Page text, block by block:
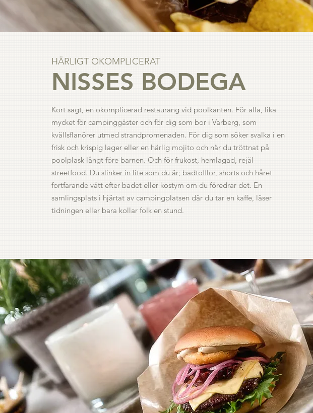
HÄRLIGT OKOMPLICERAT
NISSES BODEGA
Kort sagt, en okomplicerad restaurang vid poolkanten. För alla, lika
mycket för campinggäster och för dig som bor i Varberg, som
kvällsflanörer utmed strandpromenaden. För dig som söker svalka i en
frisk och krispig lager eller en härlig mojito och när du tröttnat på
poolplask långt före barnen. Och för frukost, hemlagad, rejäl
streetfood. Du slinker in lite som du är; badtofflor, shorts och håret
fortfarande vått efter badet eller kostym om du föredrar det. En
samlingsplats i hjärtat av campingplatsen där du tar en kaffe, läser
tidningen eller bara kollar folk en stund.